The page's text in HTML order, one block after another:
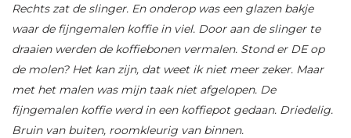
Rechts zat de slinger. En onderop was een glazen bakje
waar de fijngemalen koffie in viel. Door aan de slinger te
draaien werden de koffiebonen vermalen. Stond er DE op
de molen? Het kan zijn, dat weet ik niet meer zeker. Maar
met het malen was mijn taak niet afgelopen. De
fijngemalen koffie werd in een koffiepot gedaan. Driedelig.
Bruin van buiten, roomkleurig van binnen.